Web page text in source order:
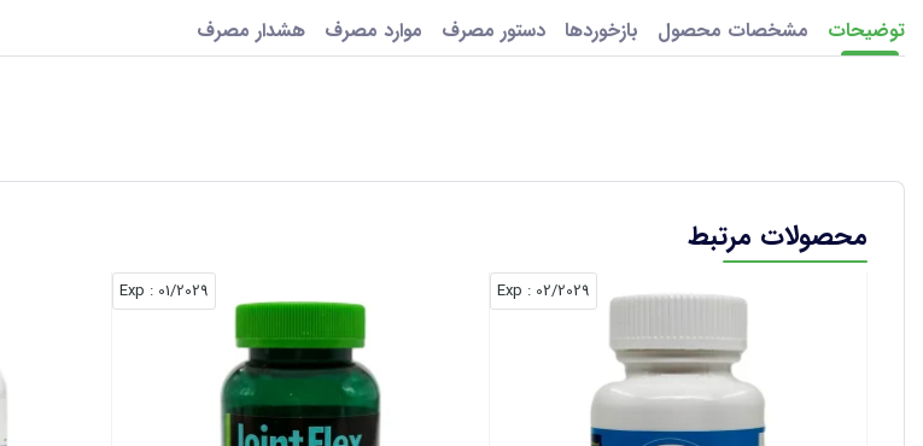
توضیحات مشخصات محصول بازخوردها دستور مصرف موارد مصرف هشدار مصرف
محصولات مرتبط
02/2029
: Exp
01/2029
: Exp